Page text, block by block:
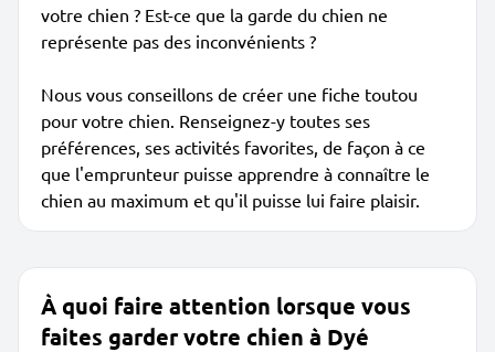
votre chien ? Est-ce que la garde du chien ne
représente pas des inconvénients ?
Nous vous conseillons de créer une fiche toutou
pour votre chien. Renseignez-y toutes ses
préférences, ses activités favorites, de façon à ce
que l'emprunteur puisse apprendre à connaître le
chien au maximum et qu'il puisse lui faire plaisir.
À quoi faire attention lorsque vous
faites garder votre chien à Dyé